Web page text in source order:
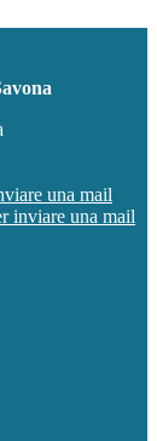
una mail
inviare una mail